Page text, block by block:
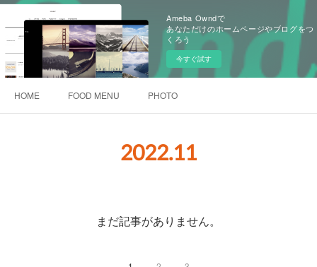
Ameba Owndで
あなただけのホームページやブログをつ
くろう
今すぐ試す
HOME FOOD MENU PHOTO
2022.11
まだ記事がありません。